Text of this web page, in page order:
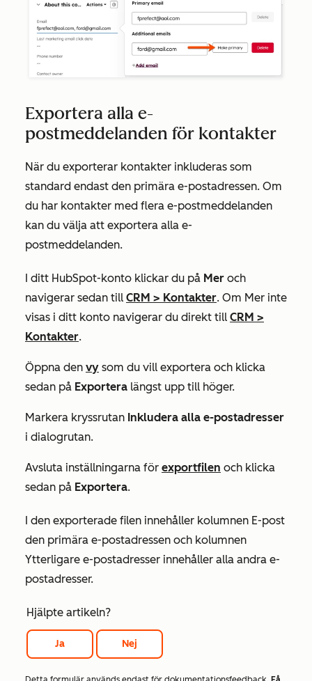
Exportera alla e-
postmeddelanden för kontakter
När du exporterar kontakter inkluderas som
standard endast den primära e-postadressen. Om
du har kontakter med flera e-postmeddelanden
kan du välja att exportera alla e-
postmeddelanden.
I ditt HubSpot-konto klickar du på Mer och
navigerar sedan till CRM > Kontakter. Om Mer inte
visas i ditt konto navigerar du direkt till CRM >
Kontakter.
Öppna den vy som du vill exportera och klicka
sedan på Exportera längst upp till höger.
Markera kryssrutan Inkludera alla e-postadresser
i dialogrutan.
Avsluta inställningarna för exportfilen och klicka
sedan på Exportera.
I den exporterade filen innehåller kolumnen E-post
den primära e-postadressen och kolumnen
Ytterligare e-postadresser innehåller alla andra e-
postadresser.
Hjälpte artikeln?
Ja Nej